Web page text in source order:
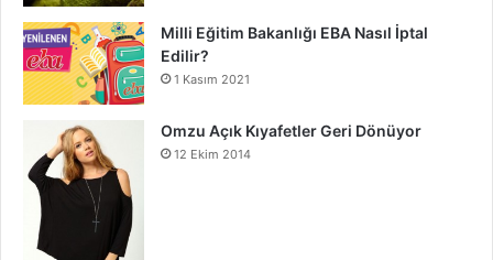
Milli Eğitim Bakanlığı EBA Nasıl İptal
Edilir?
1 Kasım 2021
Omzu Açık Kıyafetler Geri Dönüyor
12 Ekim 2014